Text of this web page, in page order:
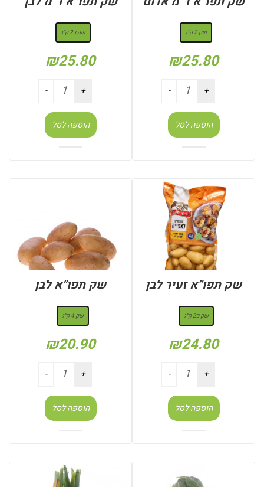
שק 2 ק"ג
₪25.80
הוספה לסל
שק כ2 ק"ג
₪25.80
הוספה לסל
שק תפו”א זעיר לבן
שק כ2 ק"ג
₪24.80
הוספה לסל
שק תפו”א לבן
שק 4 ק"ג
₪20.90
הוספה לסל